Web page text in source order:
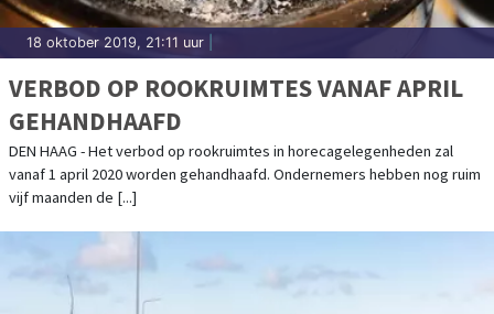
18 oktober 2019, 21:11 uur
VERBOD OP ROOKRUIMTES VANAF APRIL
GEHANDHAAFD
DEN HAAG - Het verbod op rookruimtes in horecagelegenheden zal
vanaf 1 april 2020 worden gehandhaafd. Ondernemers hebben nog ruim
vijf maanden de [...]